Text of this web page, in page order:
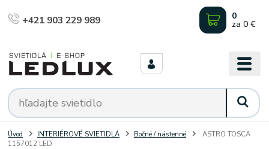
+421 903 229 989 0
za 0 €
Úvod INTERIÉROVÉ SVIETIDLÁ Bočné / nástenné
ASTRO TOSCA
1157012 LED